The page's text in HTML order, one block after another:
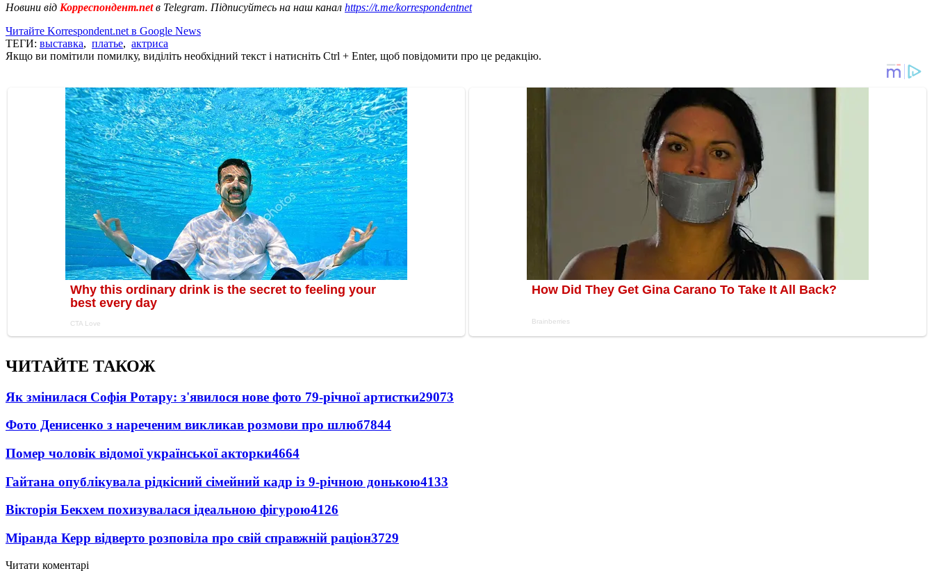
Новини від Корреспондент.netв Telegram. Підписуйтесь на наш канал https://t.me/korrespondentnet
Читайте Korrespondent.net в Google News
ТЕГИ: выставка, платье, актриса
Якщо ви помітили помилку, виділіть необхідний текст і натисніть Ctrl + Enter, щоб повідомити про це редакцію.
ЧИТАЙТЕ ТАКОЖ
Як змінилася Софія Ротару: з'явилося нове фото 79-річної артистки29073
Фото Денисенко з нареченим викликав розмови про шлюб7844
Помер чоловік відомої української акторки4664
Гайтана опублікувала рідкісний сімейний кадр із 9-річною донькою4133
Вікторія Бекхем похизувалася ідеальною фігурою4126
Міранда Керр відверто розповіла про свій справжній раціон3729
Читати коментарі